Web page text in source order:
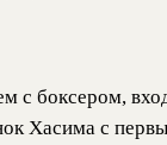
с боксером,
Хасима с